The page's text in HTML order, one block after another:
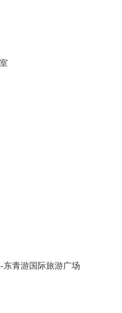
青游国际旅游广场